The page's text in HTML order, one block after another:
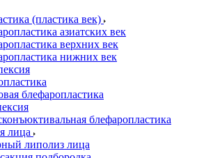
(пластика век)
азиатских век
верхних век
нижних век
блефаропластика
блефаропластика
лица
липолиз лица